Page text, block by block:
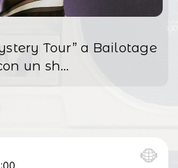
Tour” a Bailotage
un sh...